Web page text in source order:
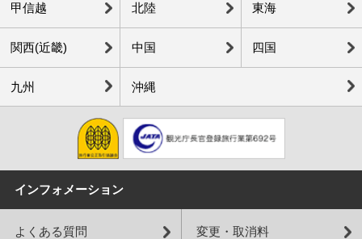
甲信越 北陸 東海
関西(近畿) 中国 四国
九州 沖縄
インフォメーション
よくある質問 変更・取消料